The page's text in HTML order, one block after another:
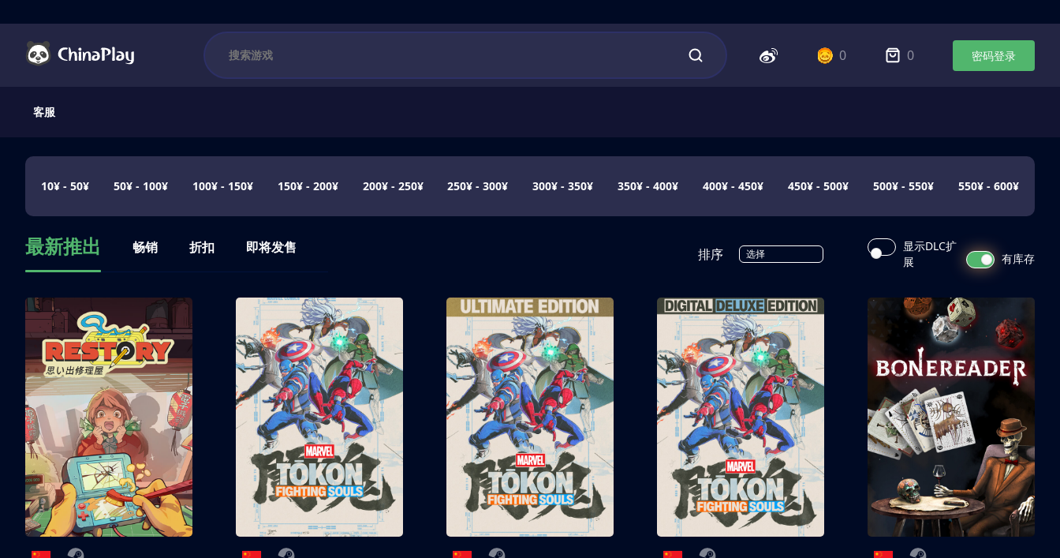
0 0 密码登录
客服
10¥ - 50¥ 50¥ - 100¥ 100¥ - 150¥ 150¥ - 200¥ 200¥ - 250¥ 250¥ - 300¥ 300¥ - 350¥ 350¥ - 400¥ 400¥ - 450¥ 450¥ - 500¥ 500¥ - 550¥ 550¥ - 600¥
最新推出 畅销 折扣 即将发售 排序 选择
显示DLC扩
展
有库存